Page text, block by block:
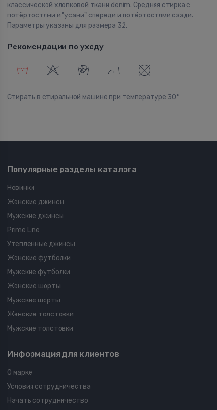
классической хлопковой ткани denim. Средняя стирка с
потёртостями и "усами" спереди и потёртостями сзади.
Параметры указаны для размера 32.
Рекомендации по уходу
Стирать в стиральной машине при температуре 30°
Популярные разделы каталога
Новинки
Женские джинсы
Мужские джинсы
Prime Line
Утепленные джинсы
Женские футболки
Мужские футболки
Женские шорты
Мужские шорты
Женские толстовки
Мужские толстовки
Информация для клиентов
О марке
Условия сотрудничества
Начать сотрудничество